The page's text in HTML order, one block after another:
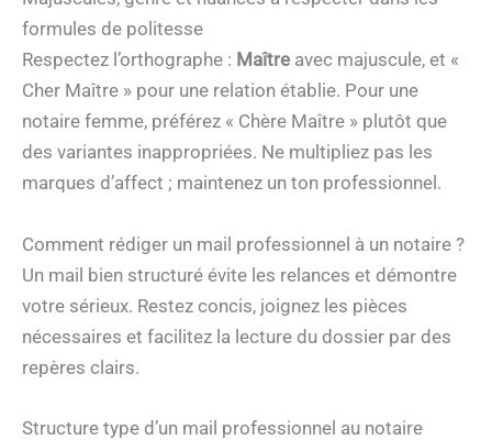
formules de politesse
Respectez l’orthographe : Maître avec majuscule, et «
Cher Maître » pour une relation établie. Pour une
notaire femme, préférez « Chère Maître » plutôt que
des variantes inappropriées. Ne multipliez pas les
marques d’affect ; maintenez un ton professionnel.
Comment rédiger un mail professionnel à un notaire ?
Un mail bien structuré évite les relances et démontre
votre sérieux. Restez concis, joignez les pièces
nécessaires et facilitez la lecture du dossier par des
repères clairs.
Structure type d’un mail professionnel au notaire